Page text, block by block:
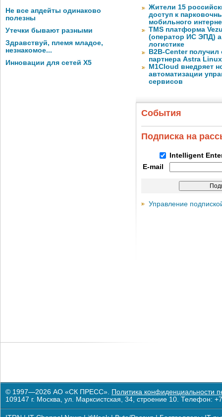
Не все апдейты одинаково
полезны
Утечки бывают разными
Здравствуй, племя младое,
незнакомое...
Инновации для сетей X5
Жители 15
доступ к
мобильного
TMS платформа
(оператор ИС ЭПД)
логистике
B2B-Center получил
партнера Astra Linux
M1Cloud внедряет
автоматизации
сервисов
События
Подписка на
Intelligent
E-mail
Управление
© 1997—2026 АО «СК ПРЕСС». Политика конфиденциальности
109147 г. Москва, ул. Марксистская, 34, строение 10. Телефон: